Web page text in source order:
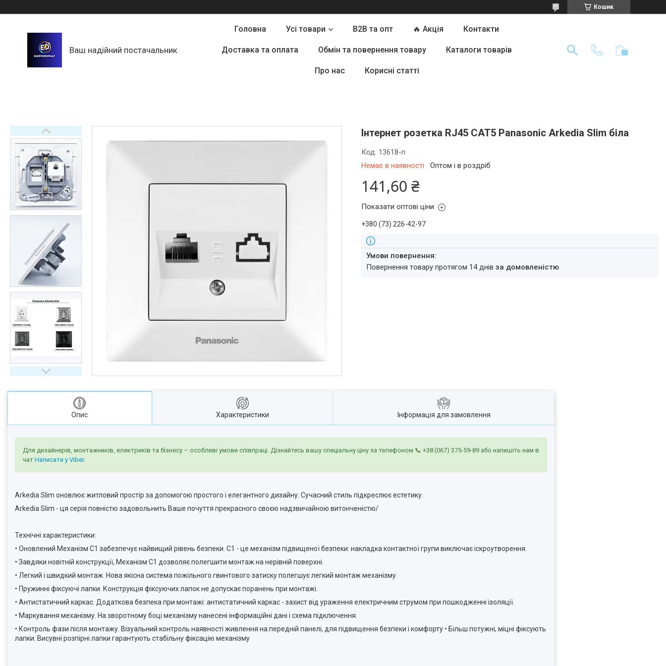
Кошик
Ваш надійний постачальник
Головна Усі товари B2B та опт 🔥 Акція Контакти
Доставка та оплата Обмін та повернення товару Каталоги товарів
Про нас Корисні статті
Інтернет розетка RJ45 CAT5 Panasonic Arkedia Slim біла
Немає в наявності Оптом і в роздріб
Код: 13618-п
141,60 ₴
Показати оптові ціни
+380 (73) 226-42-97
повернення товару протягом 14 днівза домовленістю
Опис Характеристики Інформація для замовлення
Для дизайнерів, монтажників, електриків та бізнесу – особливі умови співпраці. Дізнайтесь вашу спеціальну ціну за телефоном 📞 +38 (067) 375-59-89 або напишіть нам в
чат Написати у Viber.
Arkedia Slim оновлює житловий простір за допомогою простого і елегантного дизайну. Сучасний стиль підкреслює естетику.
Arkedia Slim - ця серія повністю задовольнить Ваше почуття прекрасного своєю надзвичайною витонченістю/
Технічні характеристики:
• Оновлений Механізм С1 забезпечує найвищий рівень безпеки. C1 - це механізм підвищеної безпеки: накладка контактної групи виключає іскроутворення.
• Завдяки новітній конструкції, Механізм С1 дозволяє полегшити монтаж на нерівній поверхні.
• Легкий і швидкий монтаж. Нова якісна система пожільного гвинтового затиску полегшує легкий монтаж механізму.
• Пружинні фіксуючі лапки. Конструкція фіксуючих лапок не допускає поранень при монтажі.
• Антистатичний каркас. Додаткова безпека при монтажі: антистатичний каркас - захист від ураження електричним струмом при пошкодженні ізоляції.
• Маркування механізму. На зворотному боці механізму нанесені інформаційні дані і схема підключення.
• Контроль фази після монтажу. Візуальний контроль наявності живлення на передній панелі, для підвищення безпеки і комфорту • Більш потужні, міцні фіксують
лапки. Висувні розпірні лапки гарантують стабільну фіксацію механізму